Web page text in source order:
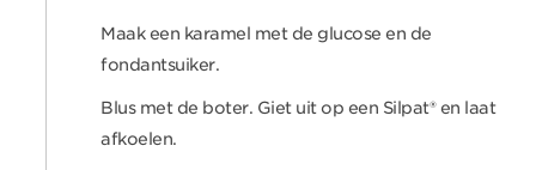
Maak een karamel met de glucose en de
fondantsuiker.
Blus met de boter. Giet uit op een Silpat® en laat
afkoelen.